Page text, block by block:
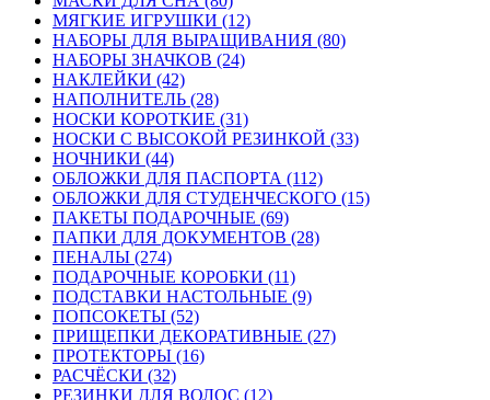
МЯГКИЕ ИГРУШКИ (12)
НАБОРЫ ДЛЯ ВЫРАЩИВАНИЯ (80)
НАБОРЫ ЗНАЧКОВ (24)
НАКЛЕЙКИ (42)
НАПОЛНИТЕЛЬ (28)
НОСКИ КОРОТКИЕ (31)
НОСКИ С ВЫСОКОЙ РЕЗИНКОЙ (33)
НОЧНИКИ (44)
ОБЛОЖКИ ДЛЯ ПАСПОРТА (112)
ОБЛОЖКИ ДЛЯ СТУДЕНЧЕСКОГО (15)
ПАКЕТЫ ПОДАРОЧНЫЕ (69)
ПАПКИ ДЛЯ ДОКУМЕНТОВ (28)
ПЕНАЛЫ (274)
ПОДАРОЧНЫЕ КОРОБКИ (11)
ПОДСТАВКИ НАСТОЛЬНЫЕ (9)
ПОПСОКЕТЫ (52)
ПРИЩЕПКИ ДЕКОРАТИВНЫЕ (27)
ПРОТЕКТОРЫ (16)
РАСЧЁСКИ (32)
РЕЗИНКИ ДЛЯ ВОЛОС (12)